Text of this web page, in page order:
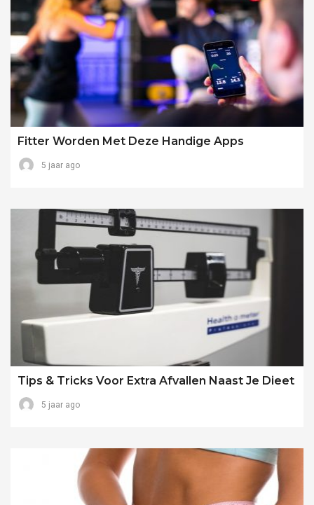
Fitter Worden Met Deze Handige Apps
5 jaar ago
Tips & Tricks Voor Extra Afvallen Naast Je Dieet
5 jaar ago